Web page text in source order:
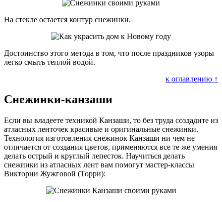
На стекле остается контур снежинки.
Достоинство этого метода в том, что после праздников узоры
легко смыть теплой водой.
к оглавлению ↑
Снежинки-канзаши
Если вы владеете техникой Канзаши, то без труда создадите из
атласных ленточек красивые и оригинальные снежинки.
Технология изготовления снежинок Канзаши ни чем не
отличается от создания цветов, применяются все те же умения
делать острый и круглый лепесток. Научиться делать
снежинки из атласных лент вам помогут мастер-классы
Виктории Жужговой (Торри):